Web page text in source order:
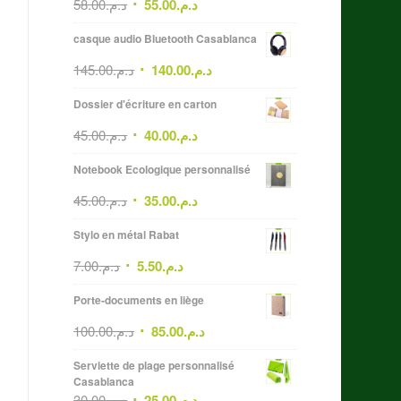
د.م.58.00 د.م.55.00
casque audio Bluetooth Casablanca
د.م.145.00 د.م.140.00
Dossier d'écriture en carton
د.م.45.00 د.م.40.00
Notebook Ecologique personnalisé
د.م.45.00 د.م.35.00
Stylo en métal Rabat
د.م.7.00 د.م.5.50
Porte-documents en liège
د.م.100.00 د.م.85.00
Serviette de plage personnalisé
Casablanca